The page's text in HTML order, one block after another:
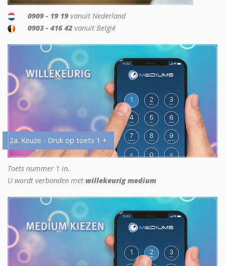
0909 - 19 19 vanuit Nederland
0903 - 416 42 vanuit België
2a. Keuze - Druk op toets 1 +
Toets nummer 1 in.
U wordt verbonden met willekeurig medium